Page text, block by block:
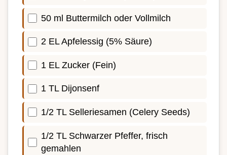
50 ml Buttermilch oder Vollmilch
2 EL Apfelessig (5% Säure)
1 EL Zucker (Fein)
1 TL Dijonsenf
1/2 TL Selleriesamen (Celery Seeds)
1/2 TL Schwarzer Pfeffer, frisch
gemahlen